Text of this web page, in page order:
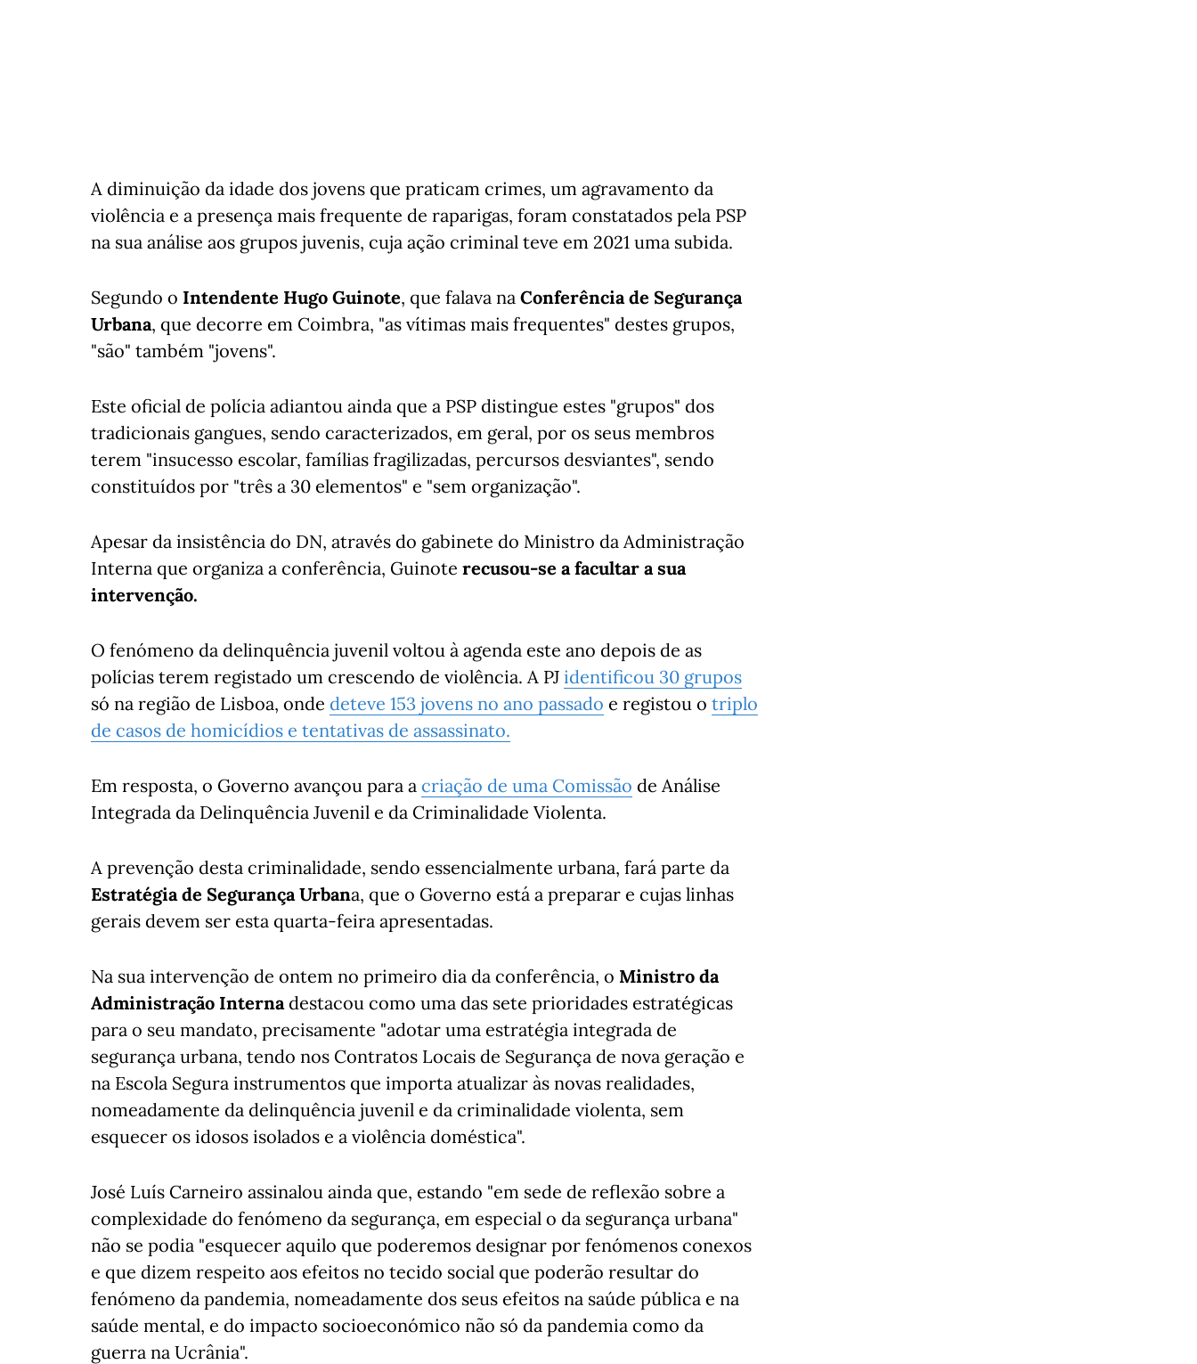
A diminuição da idade dos jovens que praticam crimes, um agravamento da
violência e a presença mais frequente de raparigas, foram constatados pela PSP
na sua análise aos grupos juvenis, cuja ação criminal teve em 2021 uma subida.
Segundo o Intendente Hugo Guinote, que falava na Conferência de Segurança
Urbana, que decorre em Coimbra, "as vítimas mais frequentes" destes grupos,
"são" também "jovens".
Este oficial de polícia adiantou ainda que a PSP distingue estes "grupos" dos
tradicionais gangues, sendo caracterizados, em geral, por os seus membros
terem "insucesso escolar, famílias fragilizadas, percursos desviantes", sendo
constituídos por "três a 30 elementos" e "sem organização".
Apesar da insistência do DN, através do gabinete do Ministro da Administração
Interna que organiza a conferência, Guinote recusou-se a facultar a sua
intervenção.
O fenómeno da delinquência juvenil voltou à agenda este ano depois de as
polícias terem registado um crescendo de violência. A PJ identificou 30 grupos
só na região de Lisboa, onde deteve 153 jovens no ano passado e registou o triplo
de casos de homicídios e tentativas de assassinato.
Em resposta, o Governo avançou para a criação de uma Comissão de Análise
Integrada da Delinquência Juvenil e da Criminalidade Violenta.
A prevenção desta criminalidade, sendo essencialmente urbana, fará parte da
Estratégia de Segurança Urbana, que o Governo está a preparar e cujas linhas
gerais devem ser esta quarta-feira apresentadas.
Na sua intervenção de ontem no primeiro dia da conferência, o Ministro da
Administração Internadestacou como uma das sete prioridades estratégicas
para o seu mandato, precisamente "adotar uma estratégia integrada de
segurança urbana, tendo nos Contratos Locais de Segurança de nova geração e
na Escola Segura instrumentos que importa atualizar às novas realidades,
nomeadamente da delinquência juvenil e da criminalidade violenta, sem
esquecer os idosos isolados e a violência doméstica".
José Luís Carneiro assinalou ainda que, estando "em sede de reflexão sobre a
complexidade do fenómeno da segurança, em especial o da segurança urbana"
não se podia "esquecer aquilo que poderemos designar por fenómenos conexos
e que dizem respeito aos efeitos no tecido social que poderão resultar do
fenómeno da pandemia, nomeadamente dos seus efeitos na saúde pública e na
saúde mental, e do impacto socioeconómico não só da pandemia como da
guerra na Ucrânia".